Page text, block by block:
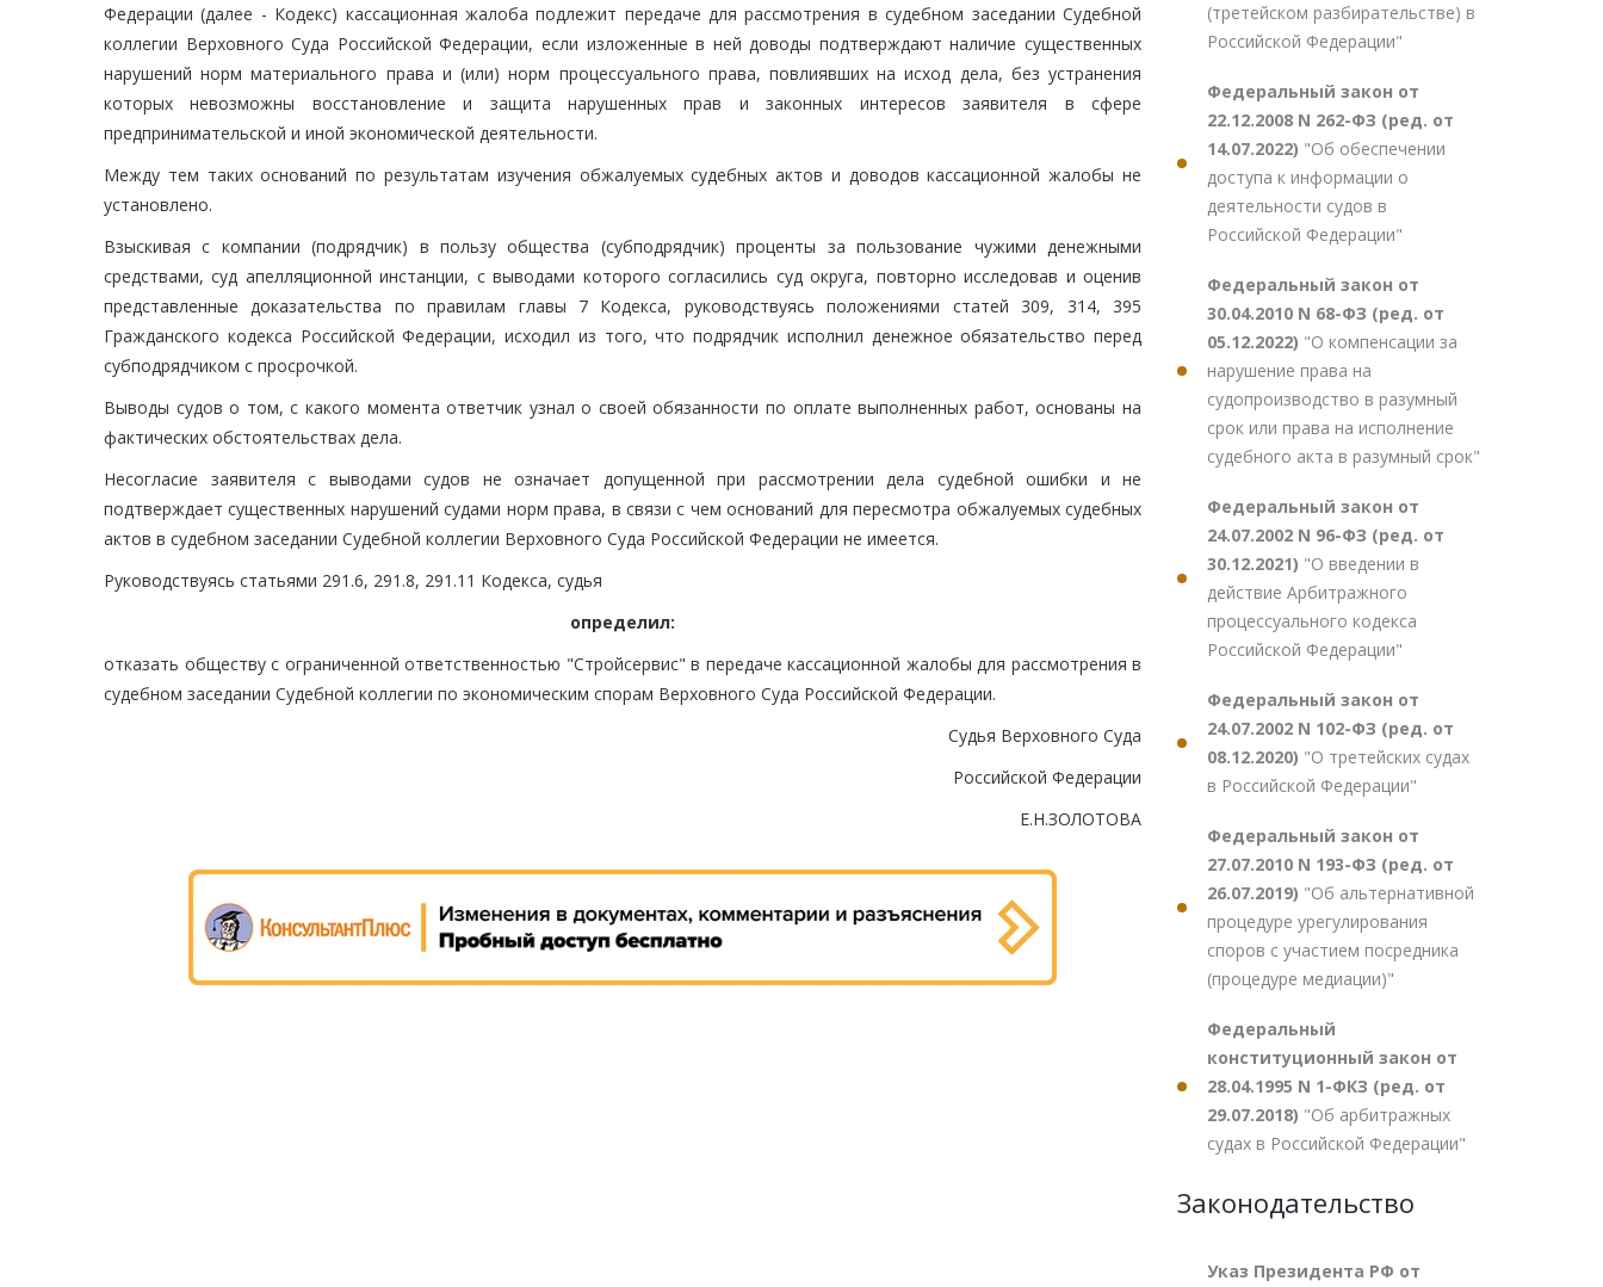
Федерации (далее - Кодекс) кассационная жалоба подлежит передаче для рассмотрения в судебном заседании Судебной
коллегии Верховного Суда Российской Федерации, если изложенные в ней доводы подтверждают наличие существенных
нарушений норм материального права и (или) норм процессуального права, повлиявших на исход дела, без устранения
которых невозможны восстановление и защита нарушенных прав и законных интересов заявителя в сфере
предпринимательской и иной экономической деятельности.
Между тем таких оснований по результатам изучения обжалуемых судебных актов и доводов кассационной жалобы не
установлено.
Взыскивая с компании (подрядчик) в пользу общества (субподрядчик) проценты за пользование чужими денежными
средствами, суд апелляционной инстанции, с выводами которого согласились суд округа, повторно исследовав и оценив
представленные доказательства по правилам главы 7 Кодекса, руководствуясь положениями статей 309, 314, 395
Гражданского кодекса Российской Федерации, исходил из того, что подрядчик исполнил денежное обязательство перед
субподрядчиком с просрочкой.
Выводы судов о том, с какого момента ответчик узнал о своей обязанности по оплате выполненных работ, основаны на
фактических обстоятельствах дела.
Несогласие заявителя с выводами судов не означает допущенной при рассмотрении дела судебной ошибки и не
подтверждает существенных нарушений судами норм права, в связи с чем оснований для пересмотра обжалуемых судебных
актов в судебном заседании Судебной коллегии Верховного Суда Российской Федерации не имеется.
Руководствуясь статьями 291.6, 291.8, 291.11 Кодекса, судья
определил:
отказать обществу с ограниченной ответственностью "Стройсервис" в передаче кассационной жалобы для рассмотрения в
судебном заседании Судебной коллегии по экономическим спорам Верховного Суда Российской Федерации.
Судья Верховного Суда
Российской Федерации
Е.Н.ЗОЛОТОВА
(третейском разбирательстве) в
Российской Федерации"
Федеральный закон от
22.12.2008 N 262-ФЗ (ред. от
14.07.2022) "Об обеспечении
доступа к информации о
деятельности судов в
Российской Федерации"
Федеральный закон от
30.04.2010 N 68-ФЗ (ред. от
05.12.2022) "О компенсации за
нарушение права на
судопроизводство в разумный
срок или права на исполнение
судебного акта в разумный срок"
Федеральный закон от
24.07.2002 N 96-ФЗ (ред. от
30.12.2021) "О введении в
действие Арбитражного
процессуального кодекса
Российской Федерации"
Федеральный закон от
24.07.2002 N 102-ФЗ (ред. от
08.12.2020) "О третейских судах
в Российской Федерации"
Федеральный закон от
27.07.2010 N 193-ФЗ (ред. от
26.07.2019) "Об альтернативной
процедуре урегулирования
споров с участием посредника
(процедуре медиации)"
Федеральный
конституционный закон от
28.04.1995 N 1-ФКЗ (ред. от
29.07.2018) "Об арбитражных
судах в Российской Федерации"
Законодательство
Указ Президента РФ от